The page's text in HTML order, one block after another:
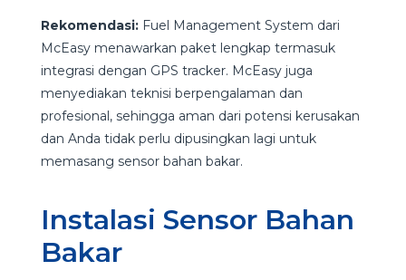
Rekomendasi:Fuel Management System dari
McEasy menawarkan paket lengkap termasuk
integrasi dengan GPS tracker. McEasy juga
menyediakan teknisi berpengalaman dan
profesional, sehingga aman dari potensi kerusakan
dan Anda tidak perlu dipusingkan lagi untuk
memasang sensor bahan bakar.
Instalasi Sensor Bahan
Bakar